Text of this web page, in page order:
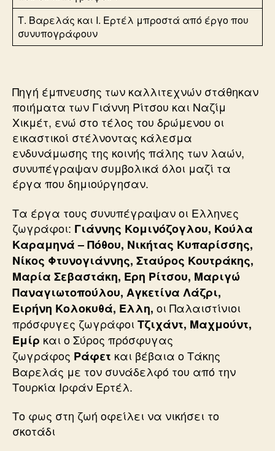
Τ. Βαρελάς και Ι. Ερτέλ μπροστά από έργο που
συνυπογράφουν
Πηγή έμπνευσης των καλλιτεχνών στάθηκαν
ποιήματα των Γιάννη Ρίτσου και Ναζίμ
Χικμέτ, ενώ στο τέλος του δρώμενου οι
εικαστικοί στέλνοντας κάλεσμα
ενδυνάμωσης της κοινής πάλης των λαών,
συνυπέγραψαν συμβολικά όλοι μαζί τα
έργα που δημιούργησαν.
Τα έργα τους συνυπέγραψαν οι Ελληνες
ζωγράφοι: Γιάννης Κομινόζογλου, Κούλα
Καραμηνά – Πόθου, Νικήτας Κυπαρίσσης,
Νίκος Φτυνογιάννης, Σταύρος Κουτράκης,
Μαρία Σεβαστάκη, Ερη Ρίτσου, Μαριγώ
Παναγιωτοπούλου, Αγκετίνα Λάζρι,
Ειρήνη Κολοκυθά, Ελλη, οι Παλαιστίνιοι
πρόσφυγες ζωγράφοιΤζιχάντ, Μαχμούντ,
Εμίρ και ο Σύρος πρόσφυγας
ζωγράφος Ράφετ και βέβαια ο Τάκης
Βαρελάς με τον συνάδελφό του από την
Τουρκία Ιρφάν Ερτέλ.
Το φως στη ζωή οφείλει να νικήσει το
σκοτάδι